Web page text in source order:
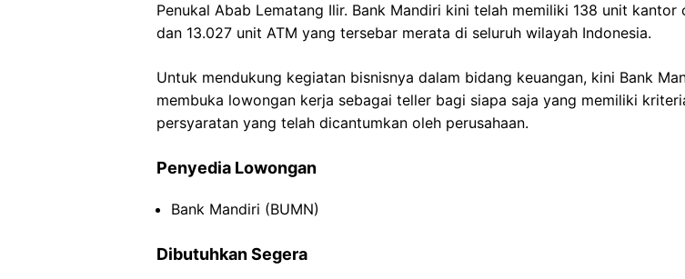
Penukal Abab Lematang Ilir. Bank Mandiri kini telah memiliki 138 unit kantor
dan 13.027 unit ATM yang tersebar merata di seluruh wilayah Indonesia.
Untuk mendukung kegiatan bisnisnya dalam bidang keuangan, kini Bank
membuka lowongan kerja sebagai teller bagi siapa saja yang memiliki
persyaratan yang telah dicantumkan oleh perusahaan.
Penyedia Lowongan
Bank Mandiri (BUMN)
Dibutuhkan Segera